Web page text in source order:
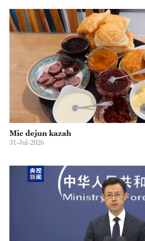
Mic dejun kazah
31-Jul-2026